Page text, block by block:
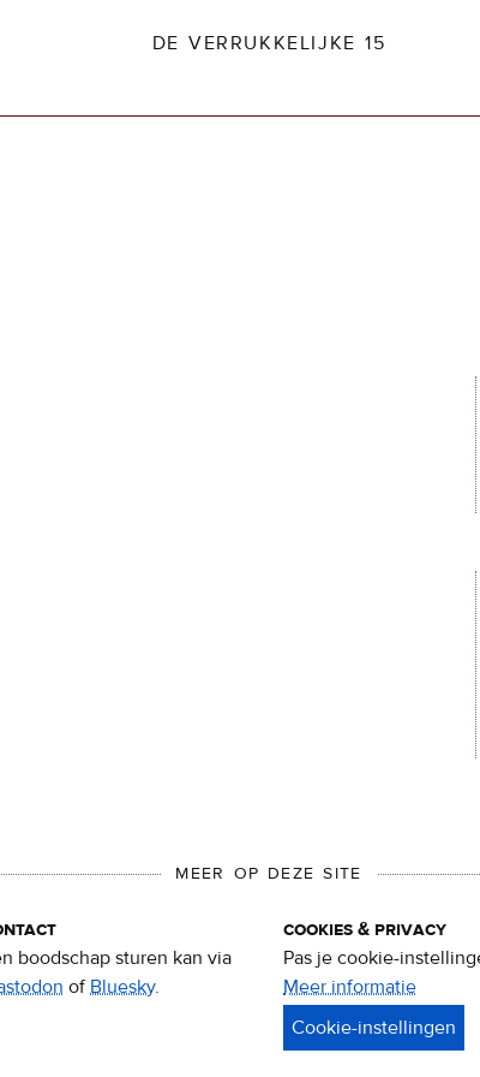
DE VERRUKKELIJKE 15
MEER OP DEZE SITE
boodschap sturen kan via
ofBluesky.
cookies & privacy
Pas je cookie-
Meer informatie
&